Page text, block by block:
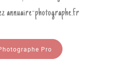
annuaire-photographe.fr
Pro